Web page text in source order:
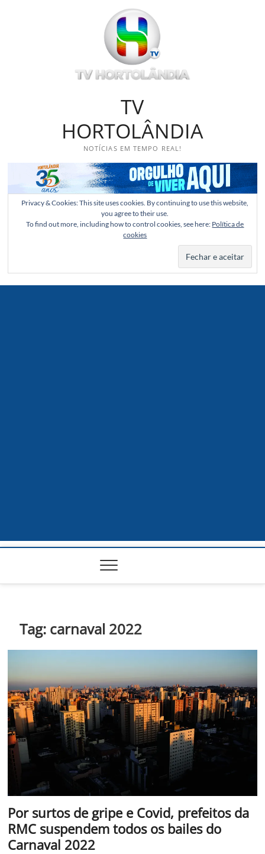
TV
HORTOLÂNDIA
NOTÍCIAS EM TEMPO REAL!
Privacy & Cookies: This site uses cookies. By continuing to use this website,
you agree to their use.
To find out more, including how to control cookies, see here: Política de
cookies
Tag: carnaval 2022
Por surtos de gripe e Covid, prefeitos da
RMC suspendem todos os bailes do
Carnaval 2022